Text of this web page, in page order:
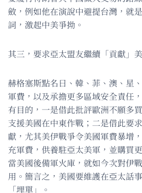
斂，例如他在演說中避提台灣，就
詞，激起中美爭拗。
其三，要求亞太盟友繼續「貢獻」
赫格塞斯點名日、韓、菲、澳、星
軍費，以及承擔更多區域安全責任
有目的，一是借此批評歐洲不願多
支援美國在中東作戰；二是借此要
獻，尤其美伊戰爭令美國軍費暴增
充軍費，供養駐亞太美軍，並購買
當美國後備軍火庫，就如今次對伊
用。簡言之，美國要維護在亞太話
「埋單」。